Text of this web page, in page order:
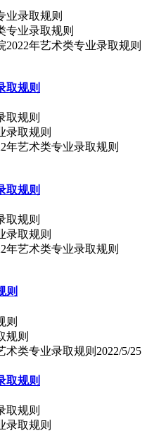
业录取规则
2022年艺术类专业录取规则
取规则
取规则
年艺术类专业录取规则
取规则
取规则
年艺术类专业录取规则
则
则
术类专业录取规则 2022/5/25
取规则
取规则